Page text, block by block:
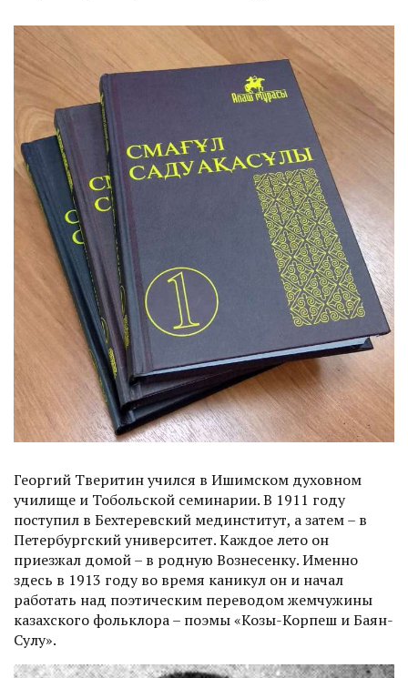
Георгий Тверитин учился в Ишимском духовном
училище и Тобольской семинарии. В 1911 году
поступил в Бехтеревский мединститут, а затем – в
Петербургский университет. Каждое лето он
приезжал домой – в родную Вознесенку. Именно
здесь в 1913 году во время каникул он и начал
работать над поэтическим переводом жемчужины
казахского фольклора – поэмы «Козы-Корпеш и Баян-
Сулу».